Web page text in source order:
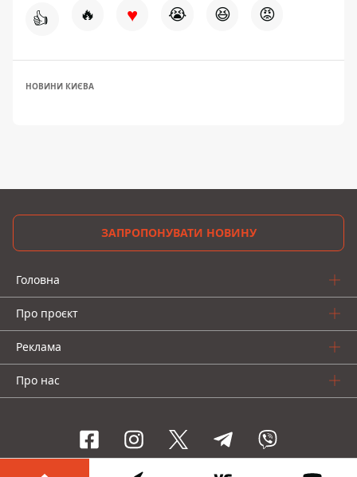
👍 🔥 ♥ 😭 😆 😡
НОВИНИ КИЄВА
ЗАПРОПОНУВАТИ НОВИНУ
Головна
Про проєкт
Реклама
Про нас